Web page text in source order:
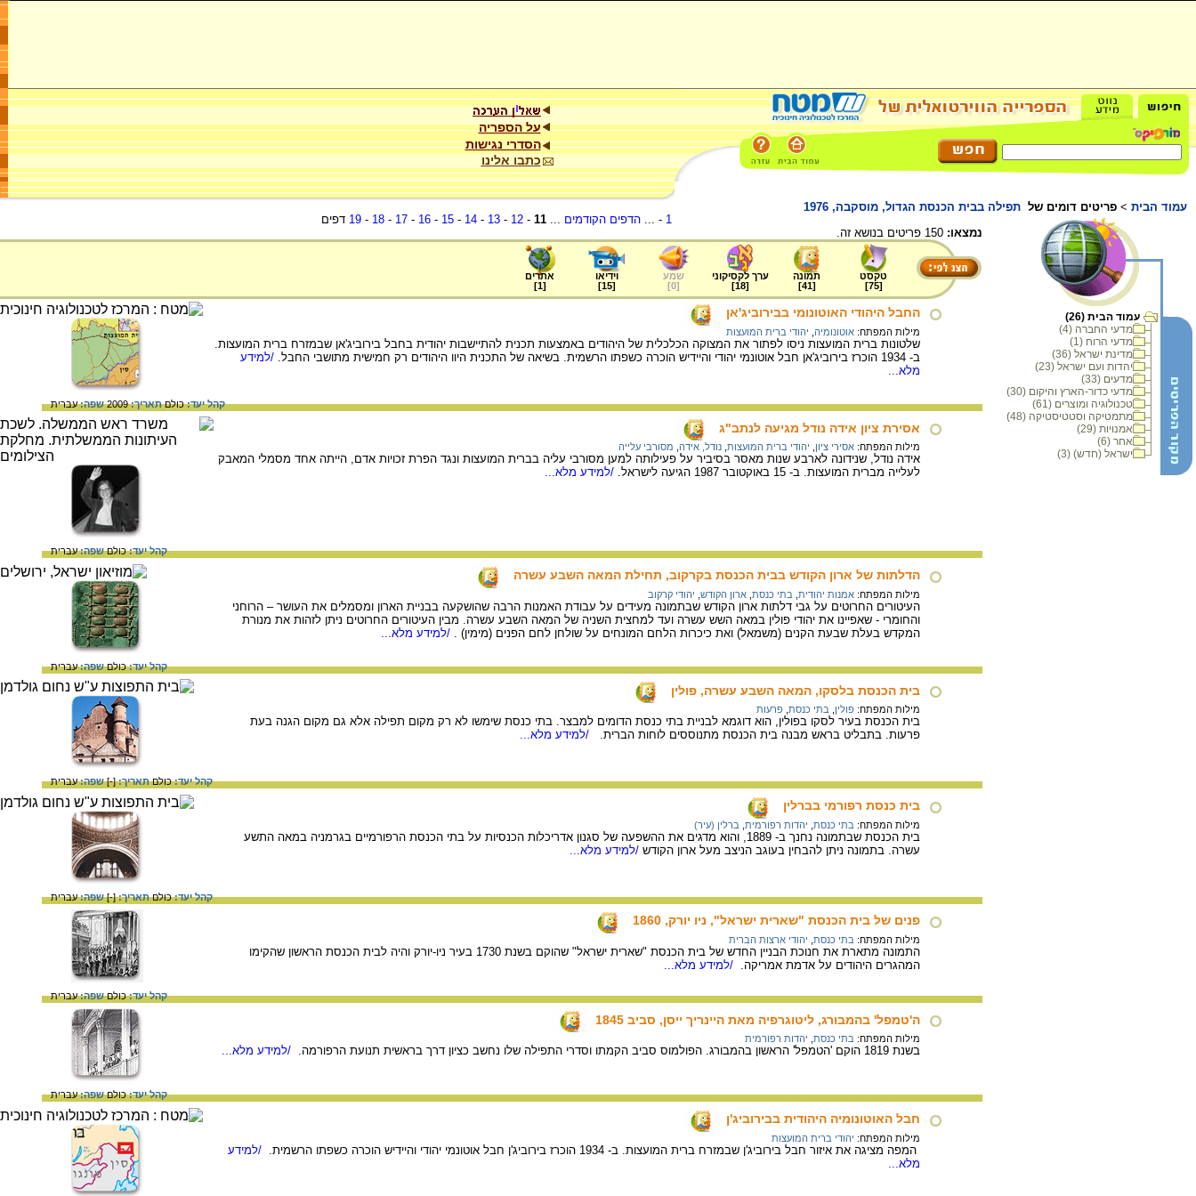
על הספריה
הסדרי נגישות
כתבו אלינו
עמוד הבית > פריטים דומים של תפילה בבית הכנסת הגדול, מוסקבה, 1976
עמוד הבית (26)
מדעי החברה (4)
מדעי הרוח (1)
מדינת ישראל (36)
יהדות ועם ישראל (23)
מדעים (33)
מדעי כדור-הארץ והיקום (30)
טכנולוגיה ומוצרים (61)
מתמטיקה וסטטיסטיקה (48)
אמנויות (29)
אחר (6)
ישראל (חדש) (3)
1
- ... הדפים הקודמים ...
11
-
12
-
13
-
14
-
15
-
16
-
17
-
18
-
19 דפים
נמצאו:
טקסט
[
75
]
תמונה
[
41
]
ערך לקסיקוני
[
18
]
שמע
[
0
]
וידיאו
[
15
]
אתרים
[
1
]
החבל היהודי האוטונומי בבירוביג'אן
מילות המפתח: אוטונומיה יהודי ברית המועצות
שלטונות ברית המועצות ניסו לפתור את המצוקה הכלכלית של היהודים באמצעות תכנית להתיישבות יהודית בחבל בירוביג'אן שבמזרח ברית המועצות.
ב- 1934 הוכרז בירוביג'אן חבל אוטונמי יהודי והיידיש הוכרה כשפתו הרשמית. בשיאה של התכנית היוו היהודים רק חמישית מתושבי החבל.
/למידע
מלא...
קהל יעד:כולםתאריך:2009 שפה:עברית
אסירת ציון אידה נודל מגיעה לנתב"ג
מילות המפתח: אסירי ציון יהודי ברית המועצות נודל, אידה מסורבי עלייה
אידה נודל, שנידונה לארבע שנות מאסר בסיביר על פעילותה למען מסורבי עליה בברית המועצות ונגד הפרת זכויות אדם, הייתה אחד מסמלי המאבק
לעלייה מברית המועצות. ב- 15 באוקטובר 1987 הגיעה לישראל.
/למידע מלא...
קהל יעד:כולםשפה:עברית
הדלתות של ארון הקודש בבית הכנסת בקרקוב, תחילת המאה השבע עשרה
מילות המפתח: אמנות יהודית בתי כנסת ארון הקודש יהודי קרקוב
העיטורים החרוטים על גבי דלתות ארון הקודש שבתמונה מעידים על עבודת האמנות הרבה שהושקעה בבניית הארון ומסמלים את העושר – הרוחני
והחומרי - שאפיינו את יהודי פולין במאה השש עשרה ועד למחצית השניה של המאה השבע עשרה. מבין העיטורים החרוטים ניתן לזהות את מנורת
המקדש בעלת שבעת הקנים (משמאל) ואת כיכרות הלחם המונחים על שולחן לחם הפנים (מימין) .
/למידע מלא...
קהל יעד:כולםשפה:עברית
בית הכנסת בלסקו, המאה השבע עשרה, פולין
מילות המפתח: פולין בתי כנסת פרעות
בית הכנסת בעיר לסקו בפולין, הוא דוגמא לבניית בתי כנסת הדומים למבצר. בתי כנסת שימשו לא רק מקום תפילה אלא גם מקום הגנה בעת
פרעות. בתבליט בראש מבנה בית הכנסת מתנוססים לוחות הברית.
/למידע מלא...
קהל יעד:כולםתאריך:[-]שפה:עברית
בית כנסת רפורמי בברלין
מילות המפתח: בתי כנסת יהדות רפורמית ברלין (עיר)
בית הכנסת שבתמונה נחנך ב- 1889, והוא מדגים את ההשפעה של סגנון אדריכלות הכנסיות על בתי הכנסת הרפורמיים בגרמניה במאה התשע
עשרה. בתמונה ניתן להבחין בעוגב הניצב מעל ארון הקודש /למידע מלא...
קהל יעד:כולםתאריך:[-]שפה:עברית
פנים של בית הכנסת "שארית ישראל", ניו יורק, 1860
מילות המפתח: בתי כנסת יהודי ארצות הברית
התמונה מתארת את חנוכת הבניין החדש של בית הכנסת "שארית ישראל" שהוקם בשנת 1730 בעיר ניו-יורק והיה לבית הכנסת הראשון שהקימו
המהגרים היהודים על אדמת אמריקה.
/למידע מלא...
קהל יעד:כולםשפה:עברית
ה'טמפל' בהמבורג, ליטוגרפיה מאת היינריך ייסן, סביב 1845
מילות המפתח: בתי כנסת יהדות רפורמית
בשנת 1819 הוקם 'הטמפל' הראשון בהמבורג. הפולמוס סביב הקמתו וסדרי התפילה שלו נחשב כציון דרך בראשית תנועת הרפורמה. /למידע מלא...
קהל יעד:כולםשפה:עברית
חבל האוטונומיה היהודית בבירוביג'ן
מילות המפתח: יהודי ברית המועצות
המפה מציגה את איזור חבל בירוביג'ן שבמזרח ברית המועצות. ב- 1934 הוכרז בירוביג'ן חבל אוטונמי יהודי והיידיש הוכרה כשפתו הרשמית.
/למידע
מלא...